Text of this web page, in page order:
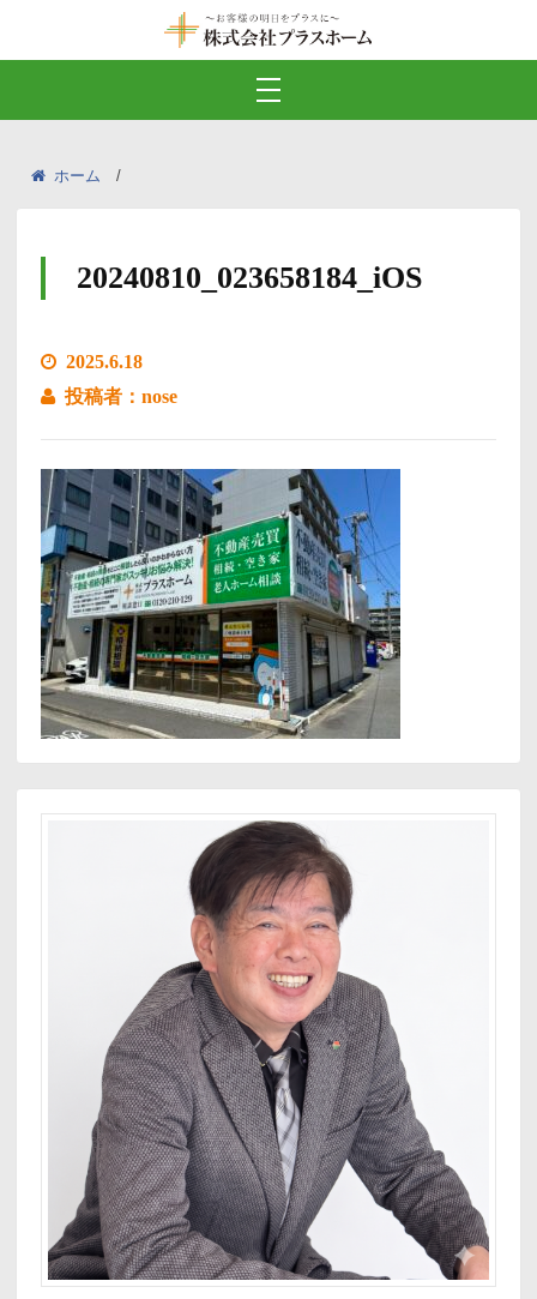
ホーム
20240810_023658184_iOS
2025.6.18
投稿者：nose